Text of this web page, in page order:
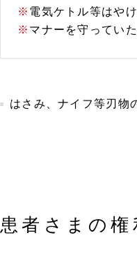
電気ケトル等はや
マナーを守ってい
はさみ、ナイフ等刃物
患者さまの権